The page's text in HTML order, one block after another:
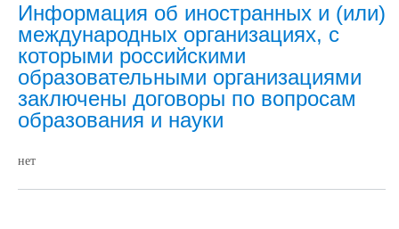
Информация об иностранных и (или)
международных организациях, с
которыми российскими
образовательными организациями
заключены договоры по вопросам
образования и науки
нет